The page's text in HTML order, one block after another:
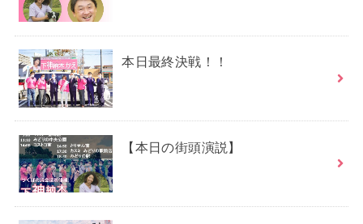
本日最終決戦！！
【本日の街頭演説】